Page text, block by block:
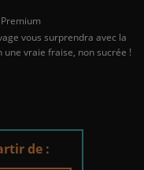
vous surprendra avec la
une vraie fraise, non sucrée !
de :